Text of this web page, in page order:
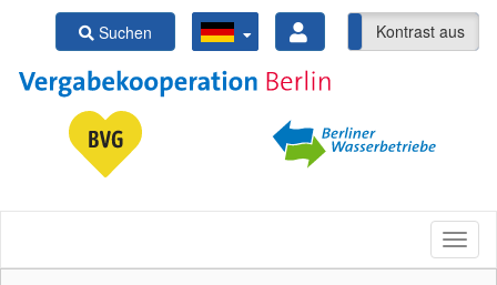
Suchen Kontrast ein Kontrast aus